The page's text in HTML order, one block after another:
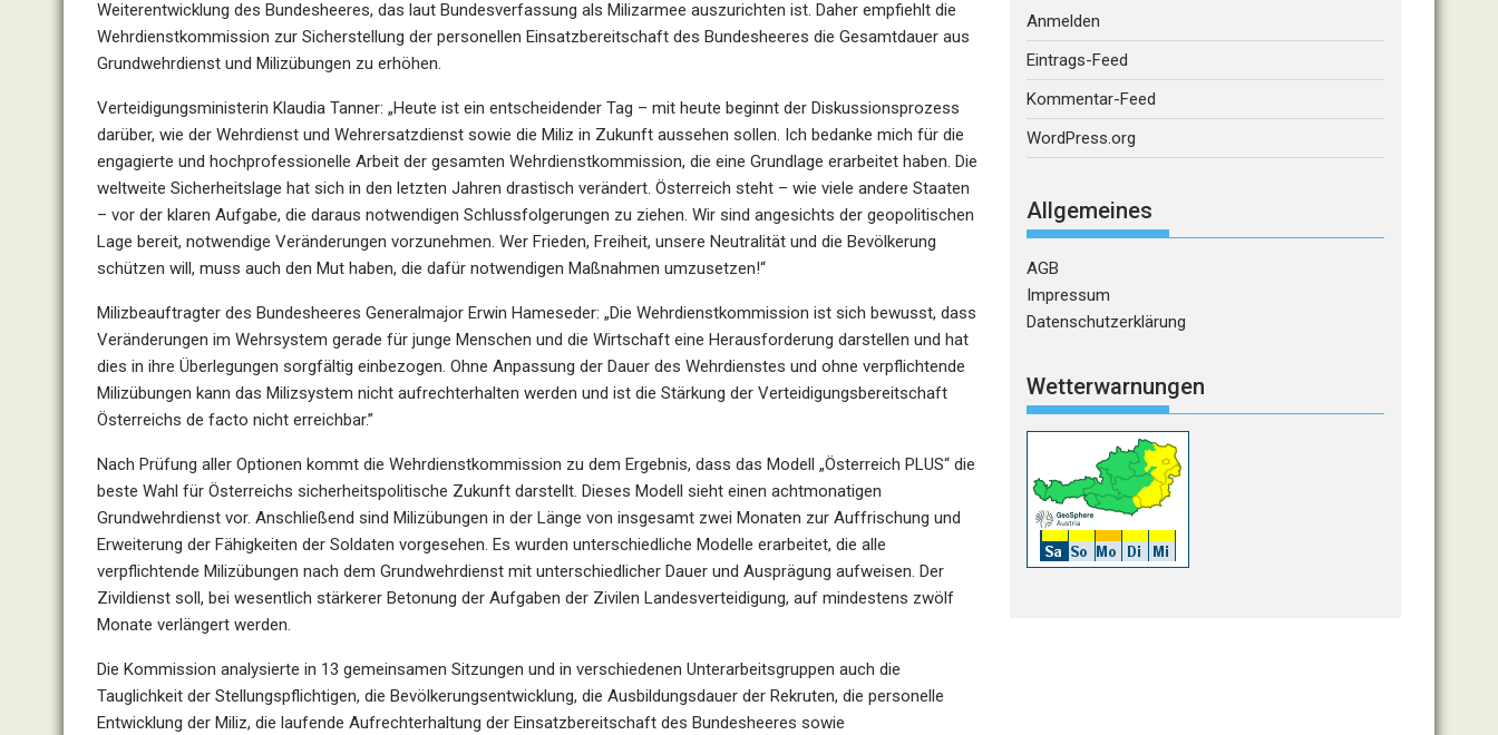
Weiterentwicklung des Bundesheeres, das laut Bundesverfassung als Milizarmee auszurichten ist. Daher empfiehlt die
Wehrdienstkommission zur Sicherstellung der personellen Einsatzbereitschaft des Bundesheeres die Gesamtdauer aus
Grundwehrdienst und Milizübungen zu erhöhen.
Verteidigungsministerin Klaudia Tanner: „Heute ist ein entscheidender Tag – mit heute beginnt der Diskussionsprozess
darüber, wie der Wehrdienst und Wehrersatzdienst sowie die Miliz in Zukunft aussehen sollen. Ich bedanke mich für die
engagierte und hochprofessionelle Arbeit der gesamten Wehrdienstkommission, die eine Grundlage erarbeitet haben. Die
weltweite Sicherheitslage hat sich in den letzten Jahren drastisch verändert. Österreich steht – wie viele andere Staaten
– vor der klaren Aufgabe, die daraus notwendigen Schlussfolgerungen zu ziehen. Wir sind angesichts der geopolitischen
Lage bereit, notwendige Veränderungen vorzunehmen. Wer Frieden, Freiheit, unsere Neutralität und die Bevölkerung
schützen will, muss auch den Mut haben, die dafür notwendigen Maßnahmen umzusetzen!“
Milizbeauftragter des Bundesheeres Generalmajor Erwin Hameseder: „Die Wehrdienstkommission ist sich bewusst, dass
Veränderungen im Wehrsystem gerade für junge Menschen und die Wirtschaft eine Herausforderung darstellen und hat
dies in ihre Überlegungen sorgfältig einbezogen. Ohne Anpassung der Dauer des Wehrdienstes und ohne verpflichtende
Milizübungen kann das Milizsystem nicht aufrechterhalten werden und ist die Stärkung der Verteidigungsbereitschaft
Österreichs de facto nicht erreichbar.”
Nach Prüfung aller Optionen kommt die Wehrdienstkommission zu dem Ergebnis, dass das Modell „Österreich PLUS“ die
beste Wahl für Österreichs sicherheitspolitische Zukunft darstellt. Dieses Modell sieht einen achtmonatigen
Grundwehrdienst vor. Anschließend sind Milizübungen in der Länge von insgesamt zwei Monaten zur Auffrischung und
Erweiterung der Fähigkeiten der Soldaten vorgesehen. Es wurden unterschiedliche Modelle erarbeitet, die alle
verpflichtende Milizübungen nach dem Grundwehrdienst mit unterschiedlicher Dauer und Ausprägung aufweisen. Der
Zivildienst soll, bei wesentlich stärkerer Betonung der Aufgaben der Zivilen Landesverteidigung, auf mindestens zwölf
Monate verlängert werden.
Die Kommission analysierte in 13 gemeinsamen Sitzungen und in verschiedenen Unterarbeitsgruppen auch die
Tauglichkeit der Stellungspflichtigen, die Bevölkerungsentwicklung, die Ausbildungsdauer der Rekruten, die personelle
Entwicklung der Miliz, die laufende Aufrechterhaltung der Einsatzbereitschaft des Bundesheeres sowie
Anmelden
Eintrags-Feed
Kommentar-Feed
WordPress.org
Allgemeines
AGB
Impressum
Datenschutzerklärung
Wetterwarnungen